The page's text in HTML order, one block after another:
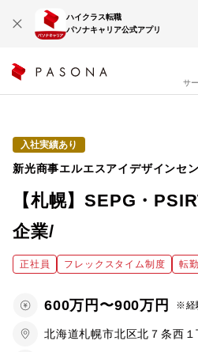
ハイクラス転職
パソナキャリア公式アプリ
サ
入社実績あり
新光商事エルエスアイデザインセ
【札幌】SEPG・
企業/
正社員 フレックスタイム制度 転
600万円〜900万円 ※経
北海道札幌市北区北７条西